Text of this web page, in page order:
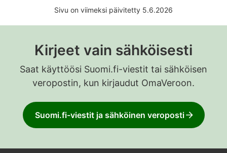
Sivu on viimeksi päivitetty 5.6.2026
Kirjeet vain sähköisesti
Saat käyttöösi Suomi.fi-viestit tai sähköisen
veropostin, kun kirjaudut OmaVeroon.
Suomi.fi-viestit ja sähköinen veroposti